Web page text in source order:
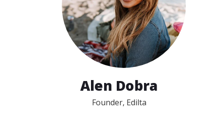
Alen Dobra
Founder, Edilta